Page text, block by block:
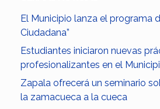
El Municipio lanza el programa
Ciudadana”
Estudiantes iniciaron nuevas
profesionalizantes en el
Zapala ofrecerá un seminario
la zamacueca a la cueca